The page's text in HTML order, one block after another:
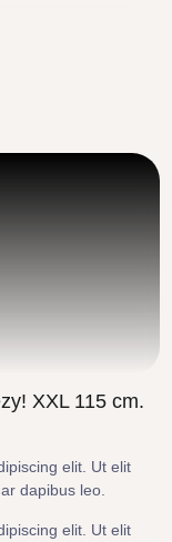
XXL 115 cm.
elit. Ut elit
dapibus leo.
elit. Ut elit